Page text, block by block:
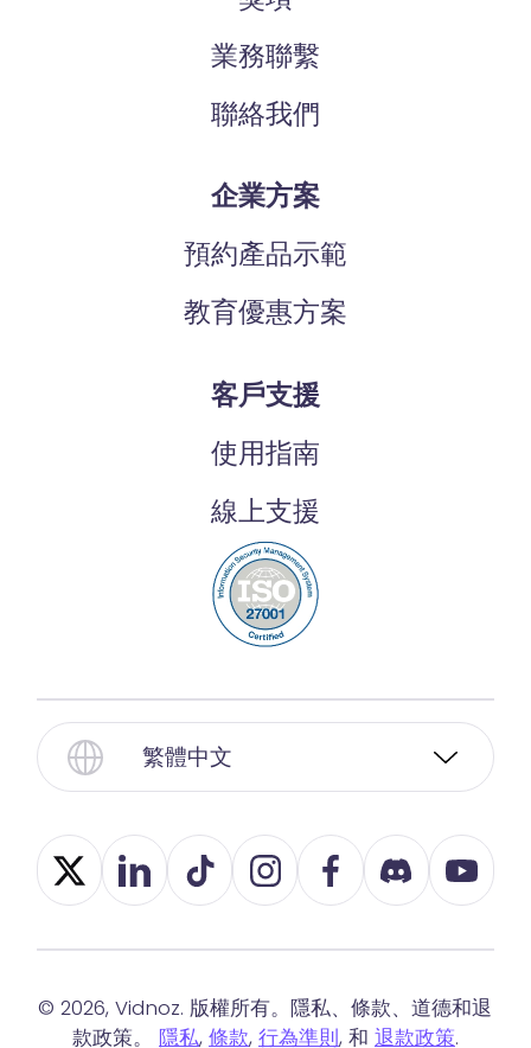
業務聯繫
聯絡我們
企業方案
預約產品示範
教育優惠方案
客戶支援
使用指南
線上支援
繁體中文
© 2026, Vidnoz. 版權所有。隱私、條款、道德和退
款政策。 隱私, 條款, 行為準則, 和 退款政策.